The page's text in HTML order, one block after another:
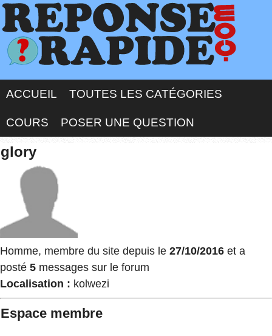
ACCUEIL TOUTES LES CATÉGORIES
COURS POSER UNE QUESTION
glory
Homme, membre du site depuis le 27/10/2016 et a
posté 5 messages sur le forum
Localisation : kolwezi
Espace membre